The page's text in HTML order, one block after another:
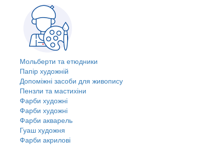
Мольберти та етюдники
Папір художній
Допоміжні засоби для живопису
Пензли та мастихіни
Фарби художні
Фарби художні
Фарби акварель
Гуаш художня
Фарби акрилові